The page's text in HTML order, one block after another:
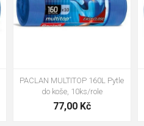
PACLAN MULTITOP 160L Pytle
do koše, 10ks/role
77,00 Kč